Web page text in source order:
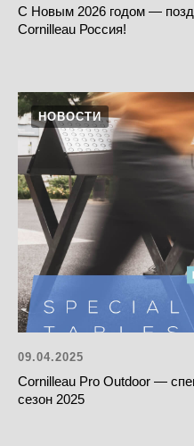
С Новым 2026 годом —
Cornilleau Россия!
НОВОСТИ
09.04.2025
Cornilleau Pro Outdoor —
сезон 2025